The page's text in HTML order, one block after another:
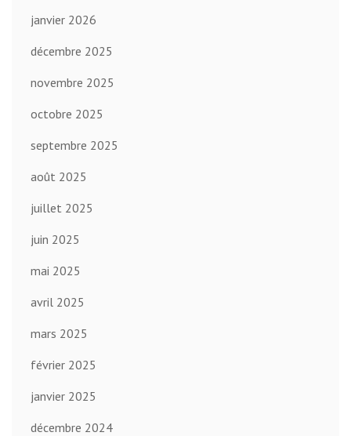
janvier 2026
décembre 2025
novembre 2025
octobre 2025
septembre 2025
août 2025
juillet 2025
juin 2025
mai 2025
avril 2025
mars 2025
février 2025
janvier 2025
décembre 2024